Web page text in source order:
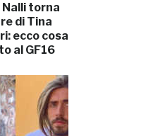
Nalli torna
di Tina
ecco cosa
al GF16